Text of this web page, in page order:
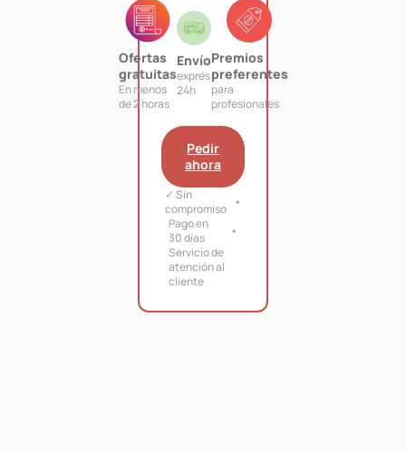
Ofertas
gratuitas
En menos
de 2 horas
Envío
exprés
24h
Premios
preferentes
para
profesionales
Pedir
ahora
✓ Sin
compromiso
Pago en
30 días
Servicio de
atención al
cliente